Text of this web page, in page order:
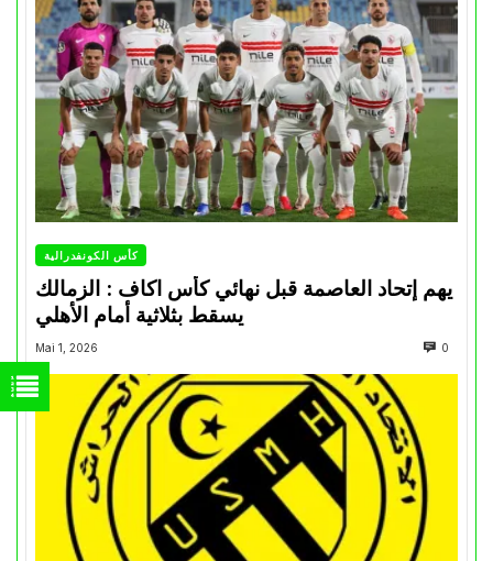
كأس الكونفدرالية
يهم إتحاد العاصمة قبل نهائي كأس اكاف : الزمالك
Mai 1, 2026 0